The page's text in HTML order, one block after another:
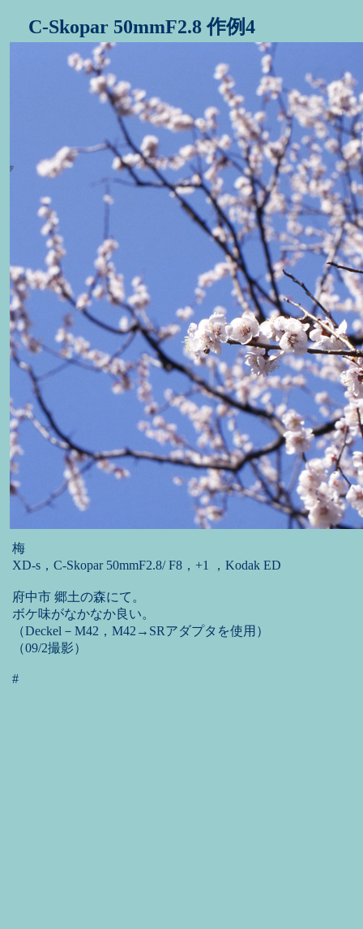
C-Skopar 50mmF2.8 作例4
梅
XD-s，C-Skopar 50mmF2.8/ F8，+1 ，Kodak ED
府中市 郷土の森にて。
ボケ味がなかなか良い。
（Deckel－M42，M42→SRアダプタを使用）
（09/2撮影）
#